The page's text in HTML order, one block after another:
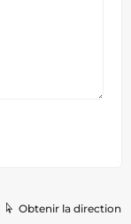
Obtenir la direction